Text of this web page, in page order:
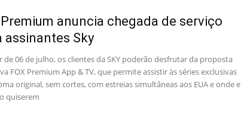
anuncia chegada de serviço
assinantes Sky
de 06 de julho, os clientes da SKY poderão desfrutar da proposta
FOX Premium App & TV, que permite assistir às séries exclusivas
original, sem cortes, com estreias simultâneas aos EUA e onde e
quiserem